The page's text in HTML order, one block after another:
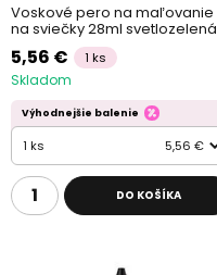
Voskové pero na maľovanie
na sviečky 28ml svetlozelená
5,56 € 1 ks
Skladom
Výhodnejšie balenie
1 ks 5,56 €
DO KOŠÍKA